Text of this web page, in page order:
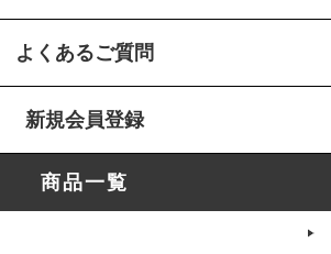
よくあるご質問
新規会員登録
商品一覧